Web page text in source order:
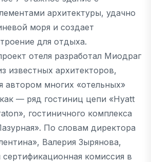
архитектуры, удачно
моря и создает
для отдыха.
отеля разработал Миодраг
известных архитекторов,
автором многих «отельных»
— ряд гостиниц цепи «Hyatt
гостиничного комплекса
По словам директора
Валерия Зырянова,
сертификационная комиссия в